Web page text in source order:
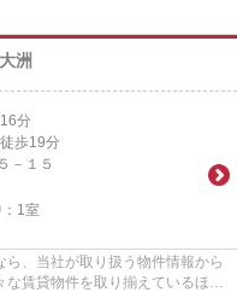
洲
分
徒歩19分
－１５
1室
、当社が取り扱う物件情報から
賃貸物件を取り揃えているほ